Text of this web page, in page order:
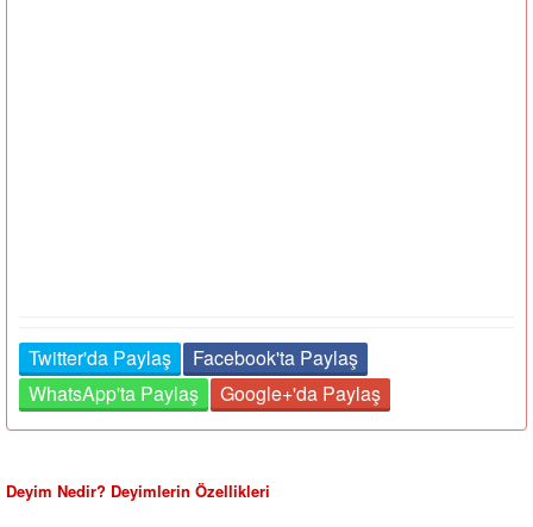
Twitter'da Paylaş
Facebook'ta Paylaş
WhatsApp'ta Paylaş
Google+'da Paylaş
Deyim Nedir? Deyimlerin Özellikleri